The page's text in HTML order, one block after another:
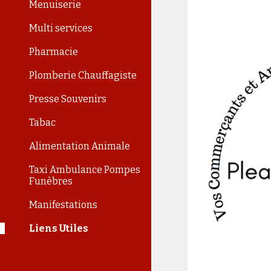
Menuiserie
Multi services
Pharmacie
Plomberie Chauffagiste
Presse Souvenirs
Tabac
Alimentation Animale
Taxi Ambulance Pompes
Funèbres
Manifestations
Liens Utiles